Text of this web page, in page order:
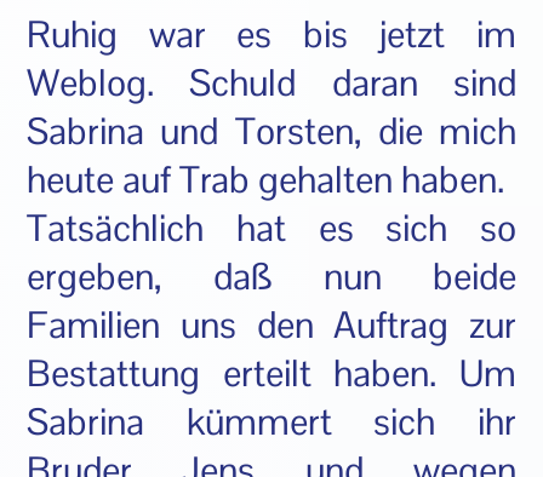
Ruhig war es bis jetzt im
Weblog. Schuld daran sind
Sabrina und Torsten, die mich
heute auf Trab gehalten haben.
Tatsächlich hat es sich so
ergeben, daß nun beide
Familien uns den Auftrag zur
Bestattung erteilt haben. Um
Sabrina kümmert sich ihr